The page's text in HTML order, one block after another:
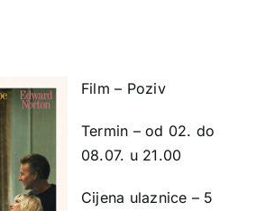
Film – Poziv
Termin – od 02. do
08.07. u 21.00
Cijena ulaznice – 5